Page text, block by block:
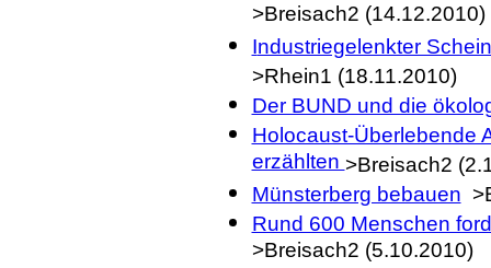
>Breisach2 (14.12.2010)
Industriegelenkter
>Rhein1 (18.11.2010)
Der BUND und die
Holocaust-Überlebende
erzählten>Breisach2
Münsterberg bebauen
Rund 600 Menschen
>Breisach2 (5.10.2010)